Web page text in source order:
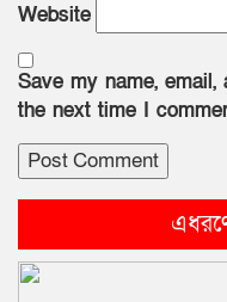
Website
Save my name,
the next time I